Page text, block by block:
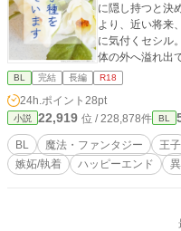
に隠し持つと決めていた。 しかし国
より、近い将来
に気付くセシル。 このままでは隠し持っている「秘密」が身
体の外へ溢れ出
くアレックスに
あり俺様王子×訳
8シーンがあるお話
に本編の一部を
定ですが、 2022/
在、他サイトへ
年中に改稿完了
す。 よろしく
BL 完結 長編 R18
24h.ポイント 28pt
小説 22,919 位 / 228,878件 BL
BL 魔法・ファンタジー 王子
嫉妬/執着
ハッピーエンド